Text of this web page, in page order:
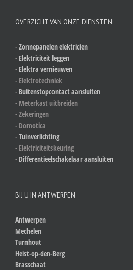
OVERZICHT VAN ONZE DIENSTEN:
-Zonnepanelen elektricien
- Elektriciteit leggen
- Elektra vernieuwen
- Elektrotechniek
- Buitenstopcontact aansluiten
- Meterkast uitbreiden
- Zekeringen
- Domotica
-Tuinverlichting
- Elektriciteitskeuring
- Differentieelschakelaar aansluiten
BIJ U IN ANTWERPEN
Antwerpen
Mechelen
Turnhout
Heist-op-den-Berg
Brasschaat